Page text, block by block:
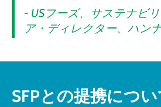
- USフーズ、サステナビ
ア・ディレクター、ハン
SFPとの提携につ